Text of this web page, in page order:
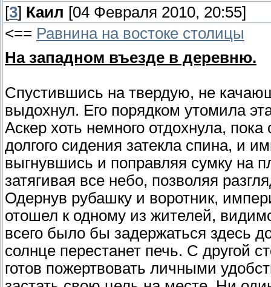
[3] Каил [04 Февраля 2010, 20:55]
<== Равнина на востоке столицы
На западном въезде в деревню.
Спустившись на твердую, не
выдохнул. Его порядком утомила
Аскер хоть немного отдохнула,
долгого сидения затекла спина, и
выгнувшись и поправляя сумку на
затягивая все небо, позволяя
Одернув рубашку и воротник,
отошел к одному из жителей,
всего было бы задержаться здесь
солнце перестанет печь. С другой
готов пожертвовать личными